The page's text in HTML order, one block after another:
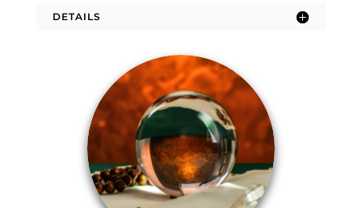
DETAILS